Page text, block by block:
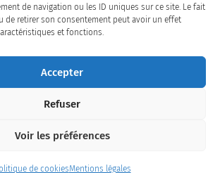
de navigation ou les ID uniques sur ce site. Le fait
de retirer son consentement peut avoir un effet
et fonctions.
Accepter
Refuser
Voir les préférences
de cookiesMentions légales
Accessibilité : partiellement conforme